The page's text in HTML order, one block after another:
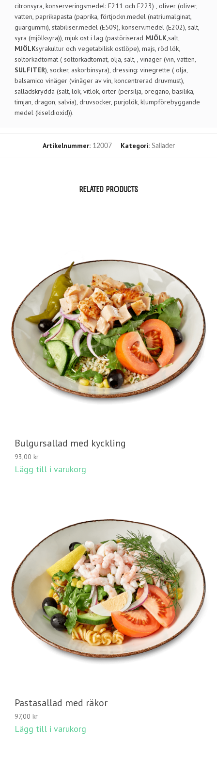
citronsyra, konserveringsmedel: E211 och E223) , oliver (oliver,
vatten, paprikapasta (paprika, förtjockn.medel (natriumalginat,
guargummi), stabiliser.medel (E509), konserv.medel (E202), salt,
syra (mjölksyra)), mjuk ost i lag (pastöriserad MJÖLK,salt,
MJÖLKsyrakultur och vegetabilisk ostlöpe), majs, röd lök,
soltorkadtomat ( soltorkadtomat, olja, salt, , vinäger (vin, vatten,
SULFITER), socker, askorbinsyra), dressing: vinegrette ( olja,
balsamico vinäger (vinäger av vin, koncentrerad druvmust),
salladskrydda (salt, lök, vitlök, örter (persilja, oregano, basilika,
timjan, dragon, salvia), druvsocker, purjolök, klumpförebyggande
medel (kiseldioxid)).
Artikelnummer: 12007 Kategori: Sallader
RELATED PRODUCTS
Bulgursallad med kyckling
93,00 kr
Lägg till i varukorg
Pastasallad med räkor
97,00 kr
Lägg till i varukorg